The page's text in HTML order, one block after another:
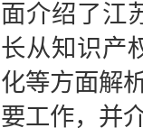
面介绍了江
长从知识产
化等方面解
要工作，并